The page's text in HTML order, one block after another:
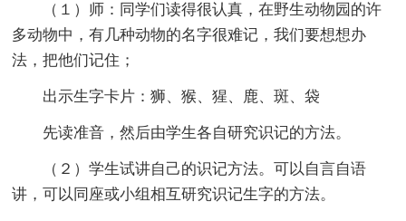
（１）师：同学们读得很认真，在野生动物园的许
多动物中，有几种动物的名字很难记，我们要想想办
法，把他们记住；
出示生字卡片：狮、猴、猩、鹿、斑、袋
先读准音，然后由学生各自研究识记的方法。
（２）学生试讲自己的识记方法。可以自言自语
讲，可以同座或小组相互研究识记生字的方法。